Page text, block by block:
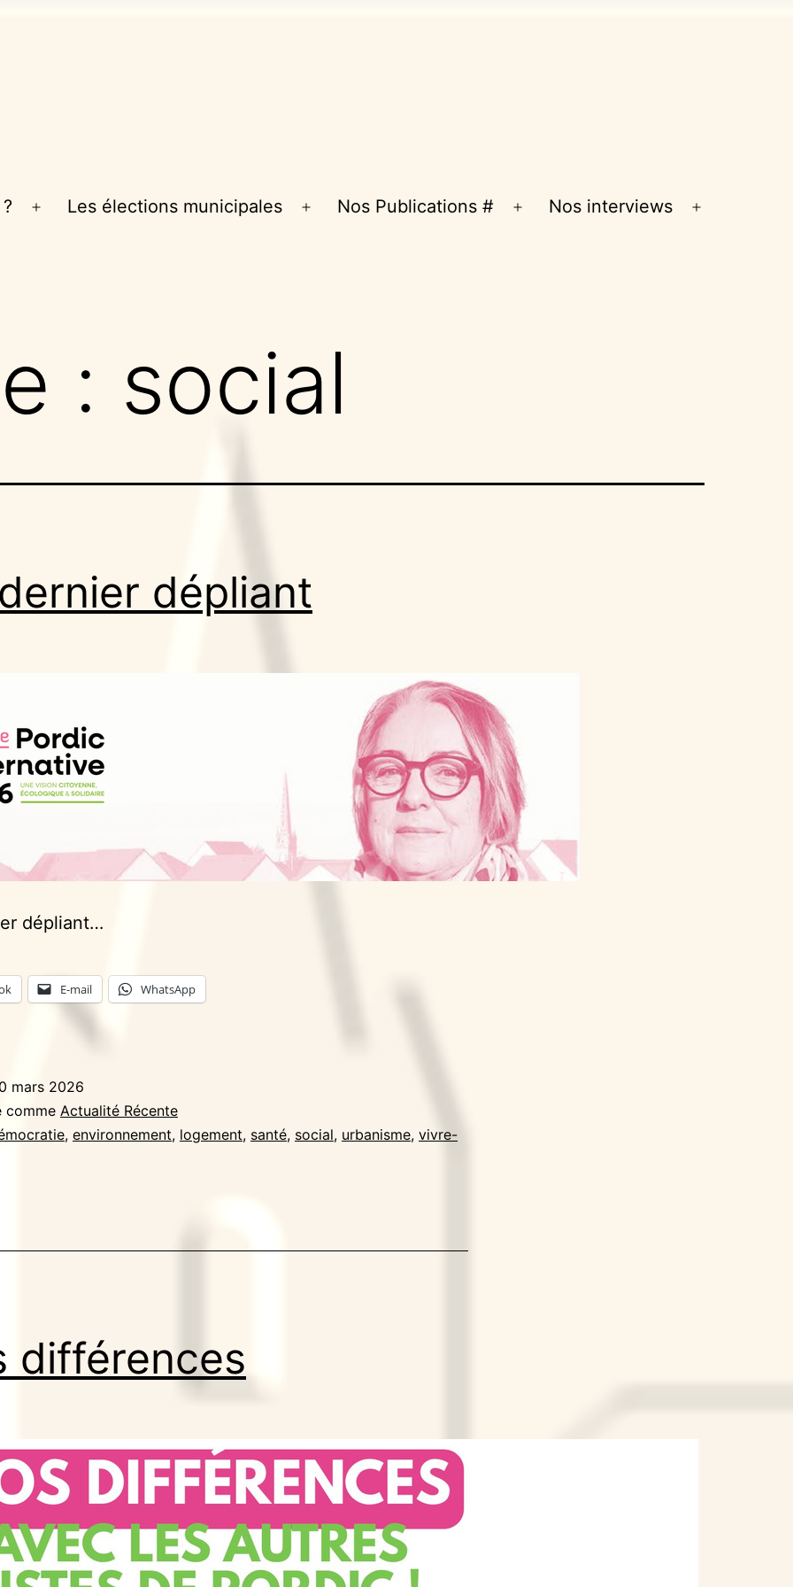
Ouvrir
Les élections municipales
Ouvrir
Nos Publications #
Ouvrir
Nos interviews
: social
dépliant
dépliant…
E-mail WhatsApp
mars 2026
comme Actualité Récente
, environnement, logement, santé, social, urbanisme, vivre-
différences